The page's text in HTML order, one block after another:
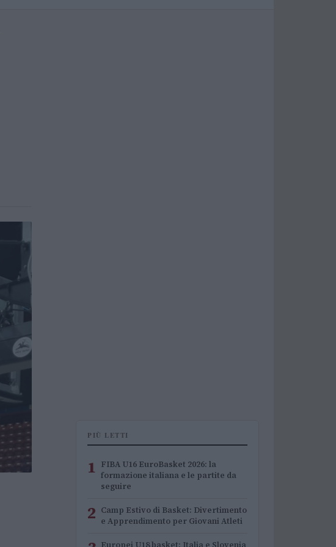
PIÙ LETTI
1 FIBA U16 EuroBasket 2026: la
formazione italiana e le partite da
seguire
2 Camp Estivo di Basket: Divertimento
e Apprendimento per Giovani Atleti
Europei U18 basket: Italia e Slovenia